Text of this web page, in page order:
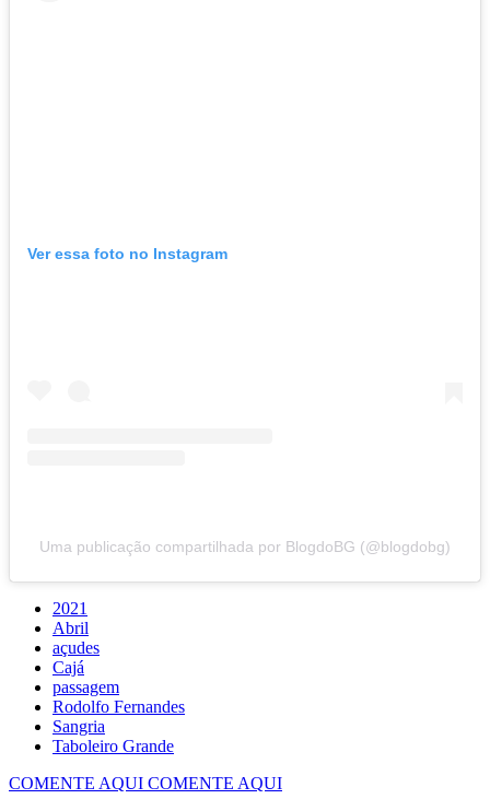
Ver essa foto no Instagram
Uma publicação compartilhada por BlogdoBG (@blogdobg)
2021
Abril
açudes
Cajá
passagem
Rodolfo Fernandes
Sangria
Taboleiro Grande
COMENTE AQUI COMENTE AQUI